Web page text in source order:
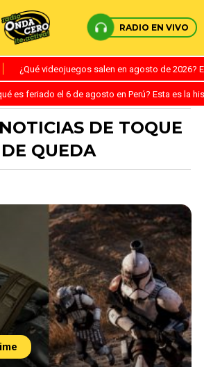
RADIO EN VIVO
¿Qué videojuegos salen en agosto de
es feriado el 6 de agosto en Perú? Esta es la
DE TOQUE
DE QUEDA